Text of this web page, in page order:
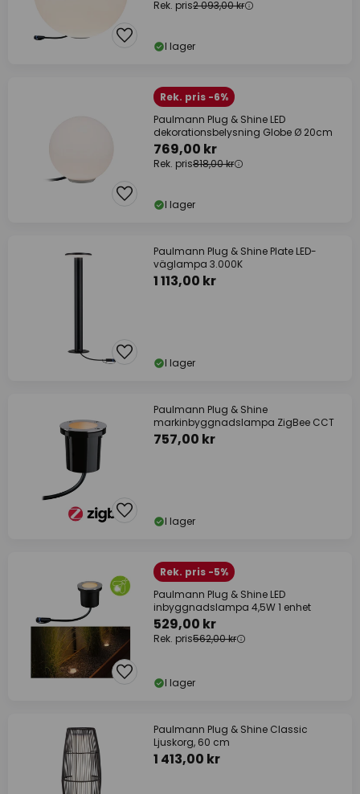
Rek. pris2 093,00 kr
I lager
Rek. pris -6%
Paulmann Plug & Shine LED
dekorationsbelysning Globe Ø 20cm
769,00 kr
Rek. pris818,00 kr
I lager
Paulmann Plug & Shine Plate LED-
väglampa 3.000K
1 113,00 kr
I lager
Paulmann Plug & Shine
markinbyggnadslampa ZigBee CCT
757,00 kr
I lager
Rek. pris -5%
Paulmann Plug & Shine LED
inbyggnadslampa 4,5W 1 enhet
529,00 kr
Rek. pris562,00 kr
I lager
Paulmann Plug & Shine Classic
Ljuskorg, 60 cm
1 413,00 kr